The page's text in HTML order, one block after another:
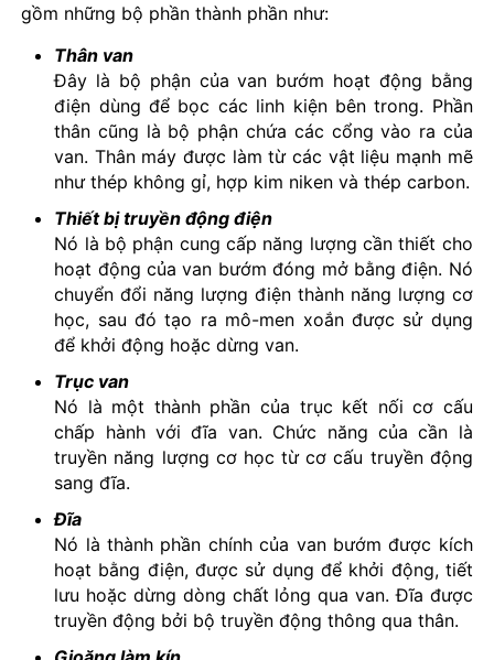
gồm những bộ phần thành phần như:
Thân van
Đây là bộ phận của van bướm hoạt động bằng
điện dùng để bọc các linh kiện bên trong. Phần
thân cũng là bộ phận chứa các cổng vào ra của
van. Thân máy được làm từ các vật liệu mạnh mẽ
như thép không gỉ, hợp kim niken và thép carbon.
Thiết bị truyền động điện
Nó là bộ phận cung cấp năng lượng cần thiết cho
hoạt động của van bướm đóng mở bằng điện. Nó
chuyển đổi năng lượng điện thành năng lượng cơ
học, sau đó tạo ra mô-men xoắn được sử dụng
để khởi động hoặc dừng van.
Trục van
Nó là một thành phần của trục kết nối cơ cấu
chấp hành với đĩa van. Chức năng của cần là
truyền năng lượng cơ học từ cơ cấu truyền động
sang đĩa.
Đĩa
Nó là thành phần chính của van bướm được kích
hoạt bằng điện, được sử dụng để khởi động, tiết
lưu hoặc dừng dòng chất lỏng qua van. Đĩa được
truyền động bởi bộ truyền động thông qua thân.